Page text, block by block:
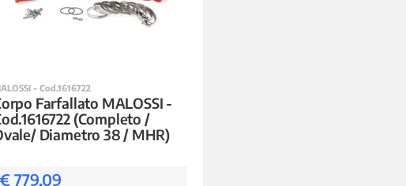
- Cod.1616722
Farfallato MALOSSI -
(Completo /
Diametro 38 / MHR)
€ 779,09